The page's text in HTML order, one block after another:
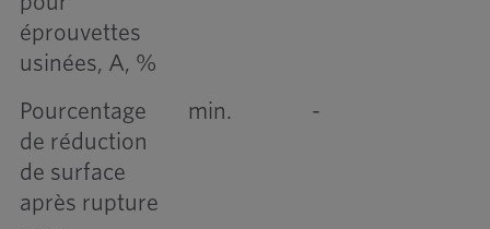
éprouvettes
usinées, A, %
Pourcentage
de réduction
de surface
après rupture
min. -